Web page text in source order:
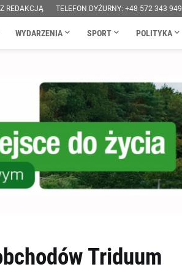
REDAKCJĄ TELEFON DYŻURNY: +48 572 343 949
WYDARZENIA SPORT POLITYKA
Triduum